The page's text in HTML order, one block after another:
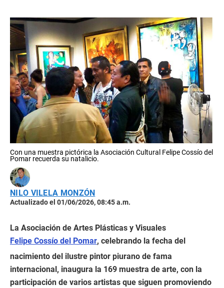
Con una muestra pictórica la Asociación Cultural Felipe Cossío del
Pomar recuerda su natalicio.
NILO VILELA MONZÓN
Actualizado el 01/06/2026, 08:45 a.m.
La Asociación de Artes Plásticas y Visuales
Felipe Cossío del Pomar, celebrando la fecha del
nacimiento del ilustre pintor piurano de fama
internacional, inaugura la 169 muestra de arte, con la
participación de varios artistas que siguen promoviendo